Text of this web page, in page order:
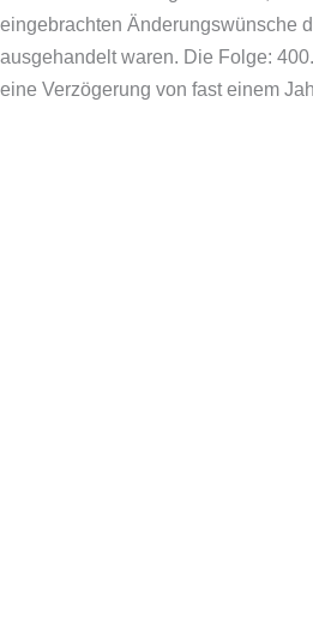
eingebrachten Änderungswünsche
ausgehandelt waren. Die Folge:
eine Verzögerung von fast einem